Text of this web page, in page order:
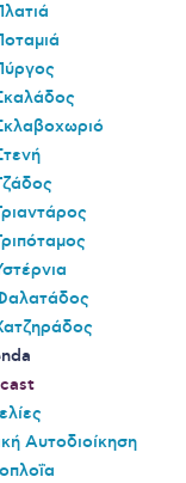
Αυτοδιοίκηση